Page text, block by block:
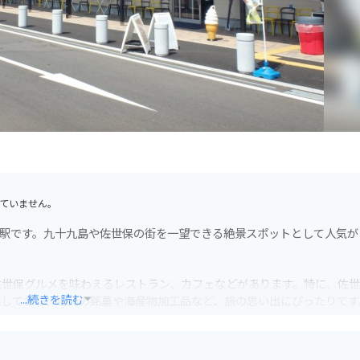
ません。
です。九十九島や佐世保の街を一望できる絶景スポットとして人気
保グルメを味わえるレストラン、カフェなどがあります。特に、佐
ており、地元の銘菓や海産物加工品など、旅の思い出にぴったりで
...続きを読む